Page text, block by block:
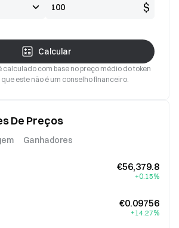
$
Calcular
calculado com base no preço médio do token
este não é um conselho financeiro.
De Preços
Ganhadores
€56,379.8
+0.15%
€0.09756
+14.27%